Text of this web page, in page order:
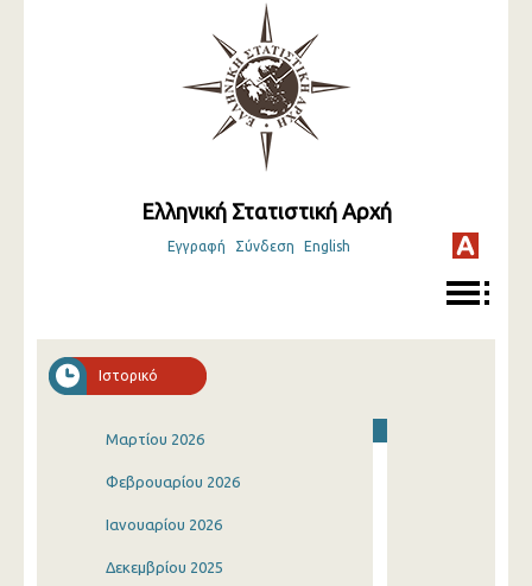
Ελληνική Στατιστική Αρχή
Εγγραφή Σύνδεση English
Ιστορικό
Μαρτίου 2026
Φεβρουαρίου 2026
Ιανουαρίου 2026
Δεκεμβρίου 2025